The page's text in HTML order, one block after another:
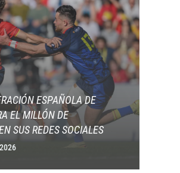
ESPAÑOLA DE
EL MILLÓN DE
SUS REDES SOCIALES